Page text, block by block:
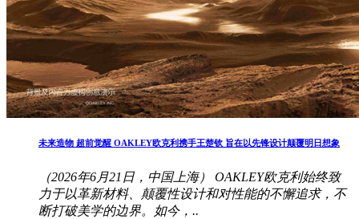
未来造物 超前觉醒 OAKLEY欧克利携手王楚钦 旨在以先锋设计颠覆明日想象
（2026年6月21日，中国上海） OAKLEY欧克利始终致
力于以革新材料、颠覆性设计和对性能的不懈追求，不
断打破美学的边界。如今，..